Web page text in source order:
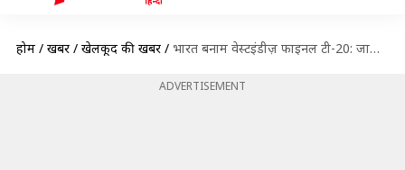
होम / खबरें / खेलकूद की खबरें / भारत बनाम वेस्टइंडीज़ फाइनल टी-20: जानिए दोनों टीमों में क्या हो सकते हैं बदलाव, ड्रीम 11
ADVERTISEMENT